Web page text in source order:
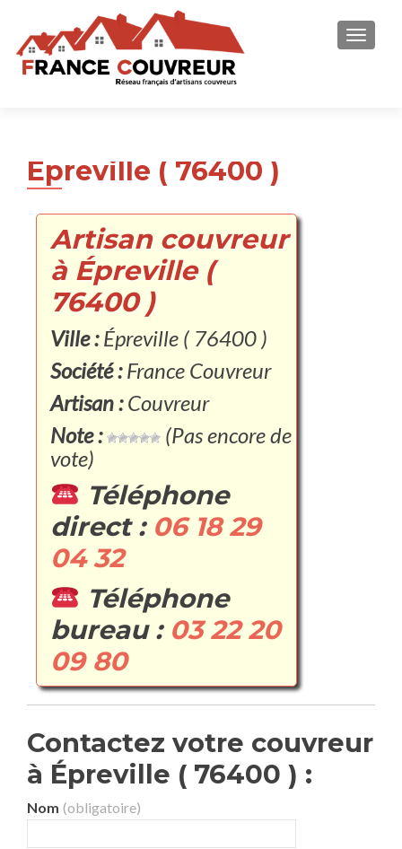
Épreville ( 76400 )
Artisan couvreur
à Épreville (
76400 )
Ville :Épreville ( 76400 )
Société :France Couvreur
Artisan :Couvreur
Note :
(Pas encore de
vote)
Téléphone
direct : 06 18 29
04 32
Téléphone
bureau : 03 22 20
09 80
Contactez votre couvreur
à Épreville ( 76400 ) :
Nom (obligatoire)